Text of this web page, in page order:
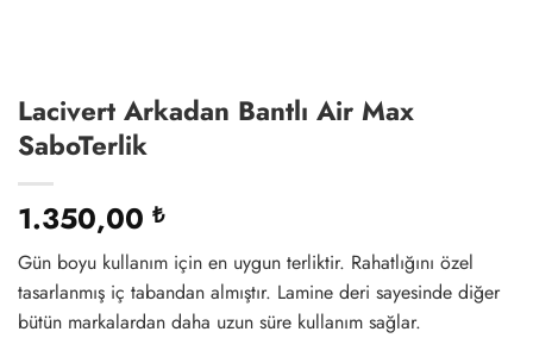
Lacivert Arkadan Bantlı Air Max
SaboTerlik
1.350,00 ₺
Gün boyu kullanım için en uygun terliktir. Rahatlığını özel
tasarlanmış iç tabandan almıştır. Lamine deri sayesinde diğer
bütün markalardan daha uzun süre kullanım sağlar.